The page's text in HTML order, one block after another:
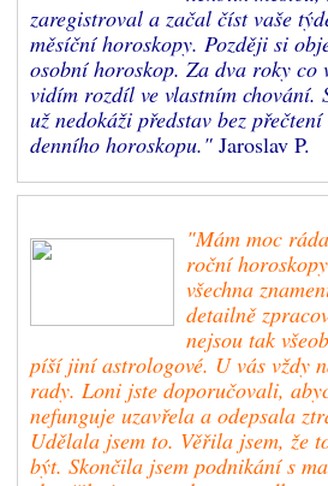
zaregistroval a začal číst vaše
měsíční horoskopy. Později si
osobní horoskop. Za dva roky co
vidím rozdíl ve vlastním chování.
už nedokáži představ bez přečtení
denního horoskopu." Jaroslav P.
"Mám moc
roční
všechna
detailně
nejsou tak
píší jiní astrologové. U vás vždy
rady. Loni jste doporučovali,
nefunguje uzavřela a odepsala
Udělala jsem to. Věřila jsem, že
být. Skončila jsem podnikání s